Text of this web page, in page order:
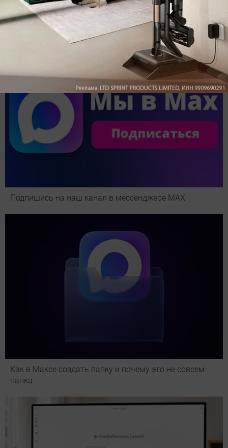
Обзор вертикального пылесоса Dreame Z40 AquaCycle
Pro: гибкий подход к уборке
Подпишись на наш канал в мессенджере МАХ
Как в Максе создать папку и почему это не совсем
папка